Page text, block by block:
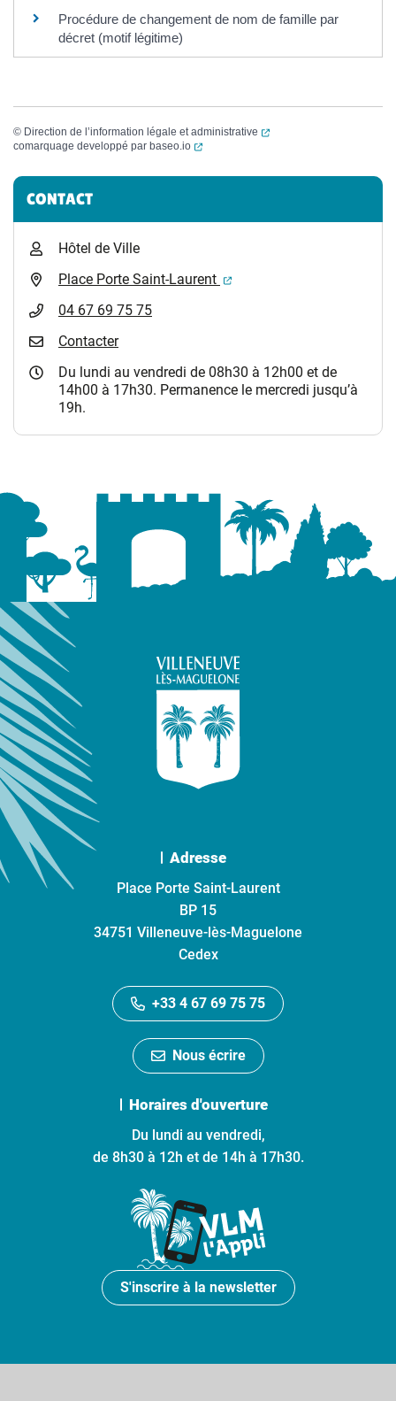
Procédure de changement de nom de famille par
décret (motif légitime)
© Direction de l’information légale et administrative
(ouverture dans un
comarquage developpé par baseo.io (ouverture dans un nouvel onglet)
Informations complémentaires
CONTACT
Hôtel de Ville
Place Porte Saint-Laurent
(ouverture dans un
04 67 69 75 75
Contacter
Du lundi au vendredi de 08h30 à 12h00 et de
14h00 à 17h30. Permanence le mercredi jusqu’à
19h.
Adresse
Place Porte Saint-Laurent
BP 15
34751 Villeneuve-lès-Maguelone
Cedex
+33 4 67 69 75 75
Nous écrire
Horaires d'ouverture
Du lundi au vendredi,
de 8h30 à 12h et de 14h à 17h30.
S'inscrire à la newsletter